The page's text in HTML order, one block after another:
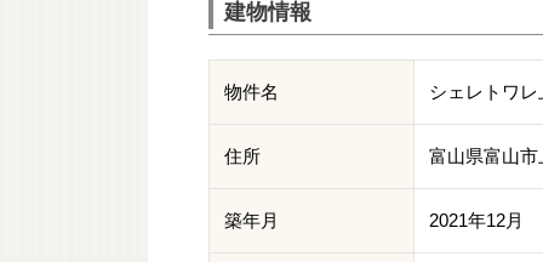
建物情報
物件名 シェレトワ
住所 富山県富山
築年月 2021年12月